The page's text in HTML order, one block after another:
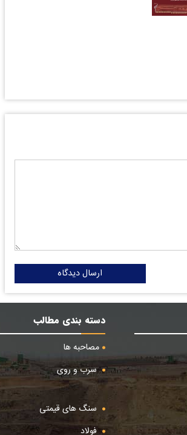
ارسال دیدگاه
دسته بندی مطالب
مصاحبه ها
سرب و روی
سنگ های قیمتی
فولاد